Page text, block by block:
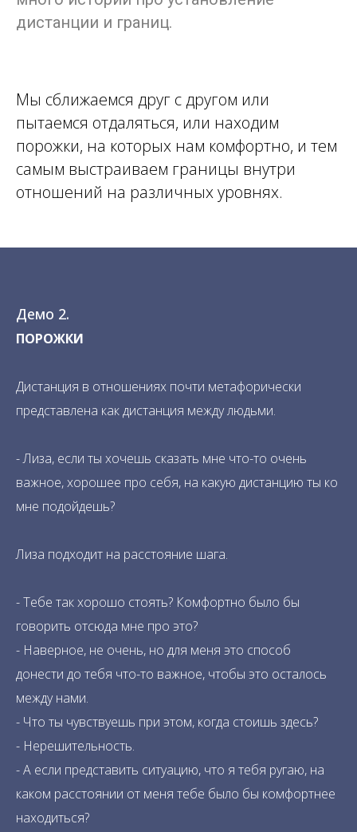
дистанции и границ.
Мы сближаемся друг с другом или
пытаемся отдаляться, или находим
порожки, на которых нам комфортно, и тем
самым выстраиваем границы внутри
отношений на различных уровнях.
Демо 2.
ПОРОЖКИ
Дистанция в отношениях почти метафорически
представлена как дистанция между людьми.
- Лиза, если ты хочешь сказать мне что-то очень
важное, хорошее про себя, на какую дистанцию ты ко
мне подойдешь?
Лиза подходит на расстояние шага.
- Тебе так хорошо стоять? Комфортно было бы
говорить отсюда мне про это?
- Наверное, не очень, но для меня это способ
донести до тебя что-то важное, чтобы это осталось
между нами.
- Что ты чувствуешь при этом, когда стоишь здесь?
- Нерешительность.
- А если представить ситуацию, что я тебя ругаю, на
каком расстоянии от меня тебе было бы комфортнее
находиться?